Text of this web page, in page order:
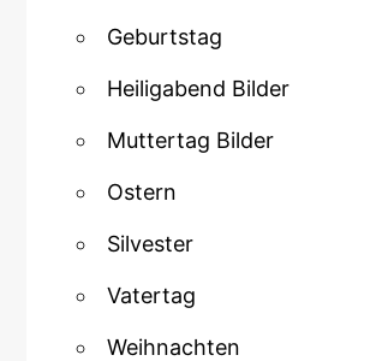
Geburtstag
Heiligabend Bilder
Muttertag Bilder
Ostern
Silvester
Vatertag
Weihnachten